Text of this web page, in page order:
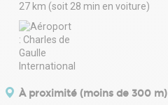
27 km (soit 28 min en voiture)
À proximité (moins de 300 m)